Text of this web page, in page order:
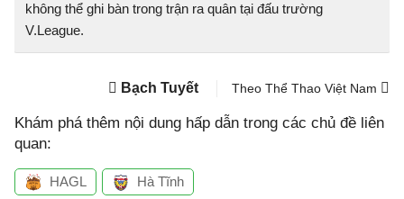
không thể ghi bàn trong trận ra quân tại đấu trường
V.League.
Bạch Tuyết Theo Thể Thao Việt Nam
Khám phá thêm nội dung hấp dẫn trong các chủ đề liên
quan:
HAGL Hà Tĩnh